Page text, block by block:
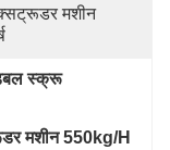
मशीन
स्क्रू
मशीन 550kg/H